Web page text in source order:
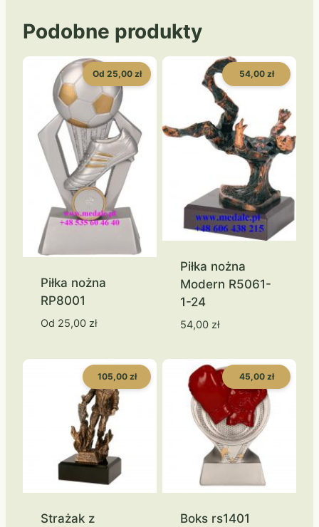
Podobne produkty
Od 25,00 zł
Piłka nożna
RP8001
Od 25,00 zł
54,00 zł
Piłka nożna
Modern R5061-
1-24
54,00 zł
105,00 zł
Strażak z
45,00 zł
Boks rs1401